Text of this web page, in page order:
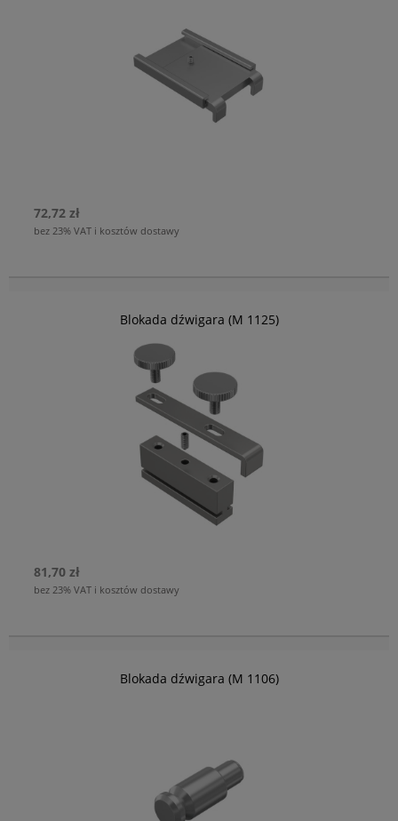
72,72 zł
bez 23% VAT i kosztów dostawy
Blokada dźwigara (M 1125)
81,70 zł
bez 23% VAT i kosztów dostawy
Blokada dźwigara (M 1106)